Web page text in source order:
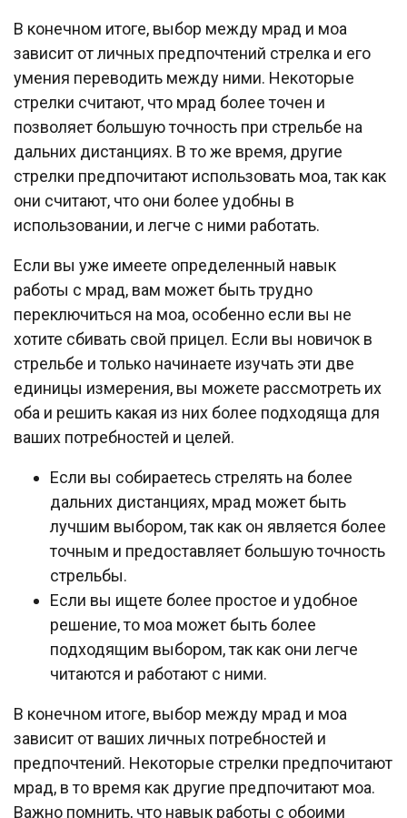
В конечном итоге, выбор между мрад и моа
зависит от личных предпочтений стрелка и его
умения переводить между ними. Некоторые
стрелки считают, что мрад более точен и
позволяет большую точность при стрельбе на
дальних дистанциях. В то же время, другие
стрелки предпочитают использовать моа, так как
они считают, что они более удобны в
использовании, и легче с ними работать.
Если вы уже имеете определенный навык
работы с мрад, вам может быть трудно
переключиться на моа, особенно если вы не
хотите сбивать свой прицел. Если вы новичок в
стрельбе и только начинаете изучать эти две
единицы измерения, вы можете рассмотреть их
оба и решить какая из них более подходяща для
ваших потребностей и целей.
Если вы собираетесь стрелять на более
дальних дистанциях, мрад может быть
лучшим выбором, так как он является более
точным и предоставляет большую точность
стрельбы.
Если вы ищете более простое и удобное
решение, то моа может быть более
подходящим выбором, так как они легче
читаются и работают с ними.
В конечном итоге, выбор между мрад и моа
зависит от ваших личных потребностей и
предпочтений. Некоторые стрелки предпочитают
мрад, в то время как другие предпочитают моа.
Важно помнить, что навык работы с обоими